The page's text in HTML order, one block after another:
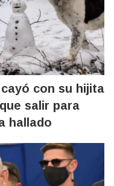
con su hijita
salir para
hallado